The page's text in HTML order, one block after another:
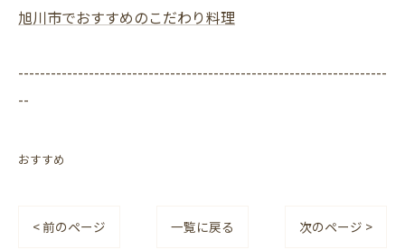
旭川市でおすすめのこだわり料理
--------------------------------------------------------------------
--
おすすめ
< 前のページ 一覧に戻る 次のページ >